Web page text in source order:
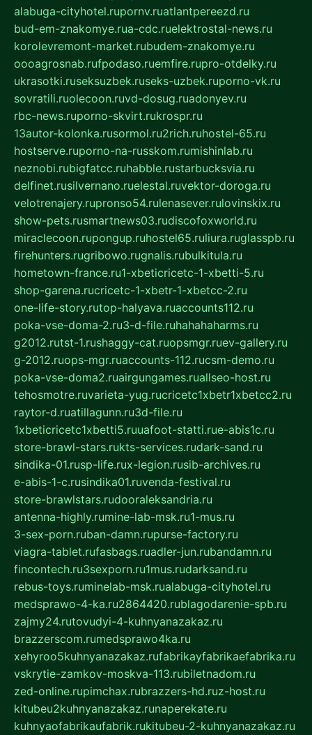
alabuga-cityhotel.rupornv.ruatlantpereezd.ru
bud-em-znakomye.rua-cdc.ruelektrostal-news.ru
korolevremont-market.rubudem-znakomye.ru
oooagrosnab.rufpodaso.ruemfire.rupro-otdelky.ru
ukrasotki.ruseksuzbek.ruseks-uzbek.ruporno-vk.ru
sovratili.ruolecoon.ruvd-dosug.ruadonyev.ru
rbc-news.ruporno-skvirt.rukrospr.ru
13autor-kolonka.rusormol.ru2rich.ruhostel-65.ru
hostserve.ruporno-na-russkom.rumishinlab.ru
neznobi.rubigfatcc.ruhabble.rustarbucksvia.ru
delfinet.rusilvernano.ruelestal.ruvektor-doroga.ru
velotrenajery.rupronso54.rulenasever.rulovinskix.ru
show-pets.rusmartnews03.rudiscofoxworld.ru
miraclecoon.rupongup.ruhostel65.ruliura.ruglasspb.ru
firehunters.rugribowo.rugnalis.rubulkitula.ru
hometown-france.ru1-xbeticricetc-1-xbetti-5.ru
shop-garena.rucricetc-1-xbetr-1-xbetcc-2.ru
one-life-story.rutop-halyava.ruaccounts112.ru
poka-vse-doma-2.ru3-d-file.ruhahahaharms.ru
g2012.rutst-1.rushaggy-cat.ruopsmgr.ruev-gallery.ru
g-2012.ruops-mgr.ruaccounts-112.rucsm-demo.ru
poka-vse-doma2.ruairgungames.ruallseo-host.ru
tehosmotre.ruvarieta-yug.rucricetc1xbetr1xbetcc2.ru
raytor-d.ruatillagunn.ru3d-file.ru
1xbeticricetc1xbetti5.ruuafoot-statti.rue-abis1c.ru
store-brawl-stars.rukts-services.rudark-sand.ru
sindika-01.rusp-life.rux-legion.rusib-archives.ru
e-abis-1-c.rusindika01.ruvenda-festival.ru
store-brawlstars.rudooraleksandria.ru
antenna-highly.rumine-lab-msk.ru1-mus.ru
3-sex-porn.ruban-damn.rupurse-factory.ru
viagra-tablet.rufasbags.ruadler-jun.rubandamn.ru
fincontech.ru3sexporn.ru1mus.rudarksand.ru
rebus-toys.ruminelab-msk.rualabuga-cityhotel.ru
medsprawo-4-ka.ru2864420.rublagodarenie-spb.ru
zajmy24.rutovudyi-4-kuhnyanazakaz.ru
brazzerscom.rumedsprawo4ka.ru
xehyroo5kuhnyanazakaz.rufabrikayfabrikaefabrika.ru
vskrytie-zamkov-moskva-113.rubiletnadom.ru
zed-online.rupimchax.rubrazzers-hd.ruz-host.ru
kitubeu2kuhnyanazakaz.runaperekate.ru
kuhnyaofabrikaufabrik.rukitubeu-2-kuhnyanazakaz.ru